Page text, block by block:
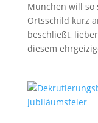
München will so
Ortsschild kurz
beschließt,
diesem